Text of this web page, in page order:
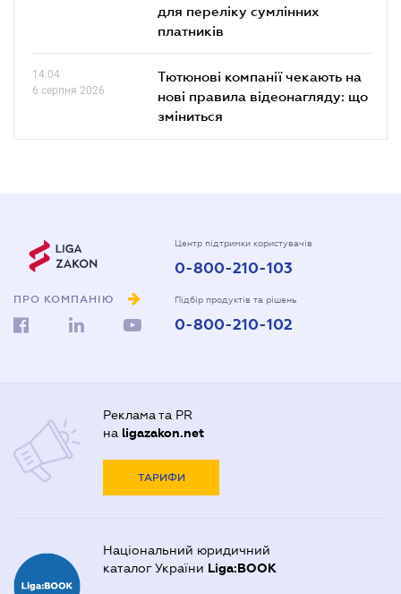
для переліку сумлінних
платників
14.04
6 серпня 2026
Тютюнові компанії чекають на
нові правила відеонагляду: що
зміниться
ПРО КОМПАНІЮ
Центр підтримки користувачів
0-800-210-103
Підбір продуктів та рішень
0-800-210-102
Реклама та PR
на ligazakon.net
ТАРИФИ
Національний юридичний
каталог України Liga:BOOK